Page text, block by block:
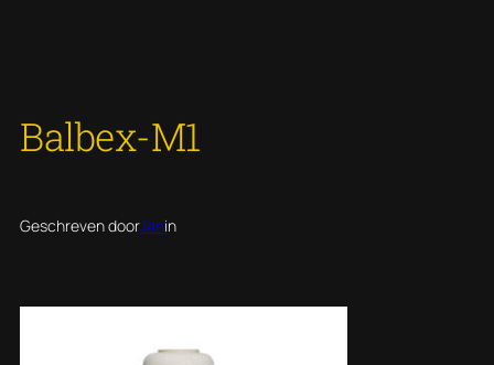
Balbex-M1
Geschreven doorJanin